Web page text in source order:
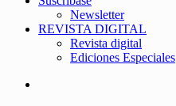
Newsletter
REVISTA DIGITAL
Revista digital
Ediciones Especiales